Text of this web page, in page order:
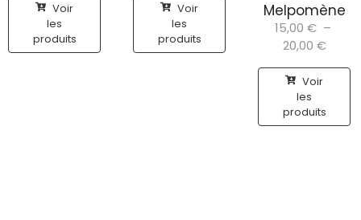
Voir
les
produits
Voir
les
produits
Melpomène
15,00 € –
20,00 €
Voir
les
produits